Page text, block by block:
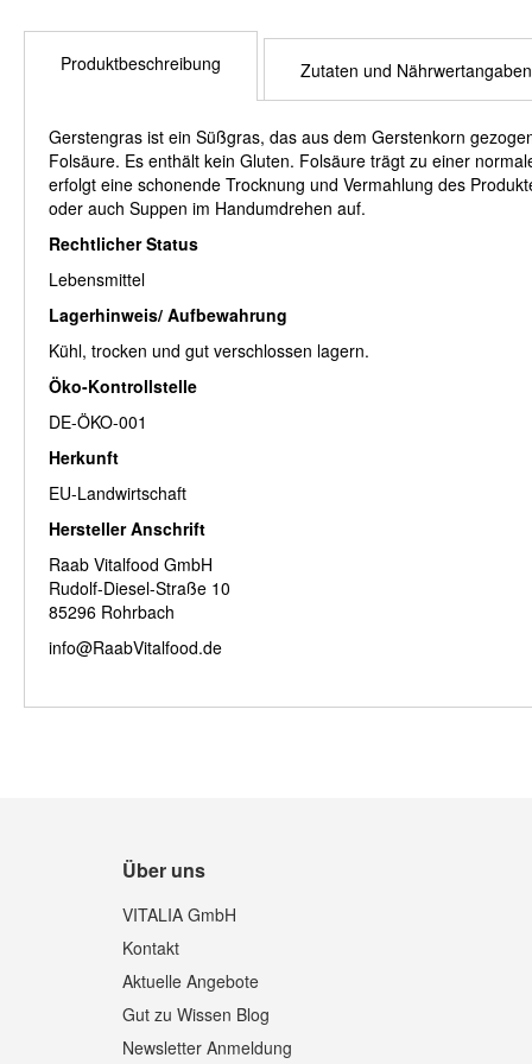
Produktbeschreibung
Gerstengras ist ein Süßgras, das aus dem Gerstenkorn
Folsäure. Es enthält kein Gluten. Folsäure trägt zu einer
erfolgt eine schonende Trocknung und Vermahlung des
oder auch Suppen im Handumdrehen auf.
Rechtlicher Status
Lebensmittel
Lagerhinweis/ Aufbewahrung
Kühl, trocken und gut verschlossen lagern.
Öko-Kontrollstelle
DE-ÖKO-001
Herkunft
EU-Landwirtschaft
Hersteller Anschrift
Raab Vitalfood GmbH
Rudolf-Diesel-Straße 10
85296 Rohrbach
info@RaabVitalfood.de
Zutaten und Nährwertangaben
Über uns
VITALIA GmbH
Kontakt
Aktuelle Angebote
Gut zu Wissen Blog
Newsletter Anmeldung